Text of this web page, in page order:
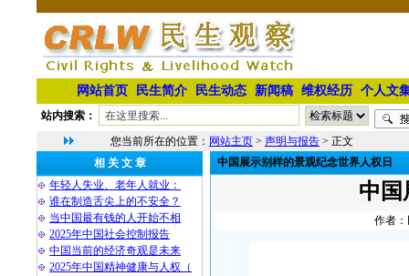
网站首页 民生简介 民生动态 新闻稿 维权经历 个人文
站内搜索：
您当前所在的位置： 网站主页 > 声明与报告 > 正文
相 关 文 章
年轻人失业、老年人就业：
谁在制造舌尖上的不安全？
当中国最有钱的人开始不相
2025年中国社会控制报告
中国当前的经济奇观是未来
2025年中国精神健康与人权（
中国展示别样的景观纪念世界人权日
中国
作者：